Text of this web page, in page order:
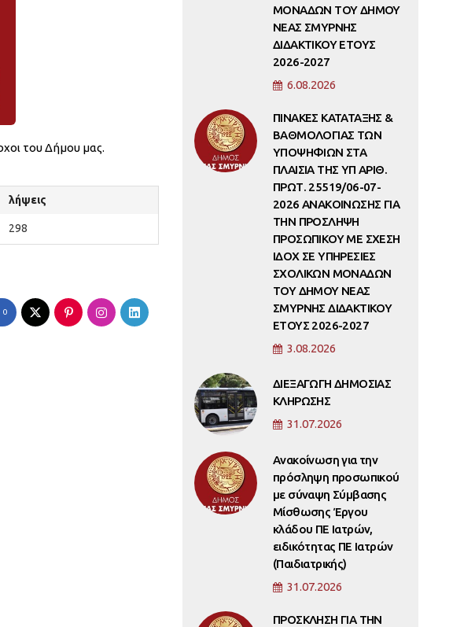
του Δήμου μας.
λήψεις
298
0
ΜΟΝΑΔΩΝ ΤΟΥ ΔΗΜΟΥ
ΝΕΑΣ ΣΜΥΡΝΗΣ
ΔΙΔΑΚΤΙΚΟΥ ΕΤΟΥΣ
2026-2027
6.08.2026
ΠΙΝΑΚΕΣ ΚΑΤΑΤΑΞΗΣ &
ΒΑΘΜΟΛΟΓΙΑΣ ΤΩΝ
ΥΠΟΨΗΦΙΩΝ ΣΤΑ
ΠΛΑΙΣΙΑ ΤΗΣ ΥΠ ΑΡΙΘ.
ΠΡΩΤ. 25519/06-07-
2026 ΑΝΑΚΟΙΝΩΣΗΣ ΓΙΑ
ΤΗΝ ΠΡΟΣΛΗΨΗ
ΠΡΟΣΩΠΙΚΟΥ ΜΕ ΣΧΕΣΗ
ΙΔΟΧ ΣΕ ΥΠΗΡΕΣΙΕΣ
ΣΧΟΛΙΚΩΝ ΜΟΝΑΔΩΝ
ΤΟΥ ΔΗΜΟΥ ΝΕΑΣ
ΣΜΥΡΝΗΣ ΔΙΔΑΚΤΙΚΟΥ
ΕΤΟΥΣ 2026-2027
3.08.2026
ΔΙΕΞΑΓΩΓΗ ΔΗΜΟΣΙΑΣ
ΚΛΗΡΩΣΗΣ
31.07.2026
Ανακοίνωση για την
πρόσληψη προσωπικού
με σύναψη Σύμβασης
Μίσθωσης Έργου
κλάδου ΠΕ Ιατρών,
ειδικότητας ΠΕ Ιατρών
(Παιδιατρικής)
31.07.2026
ΠΡΟΣΚΛΗΣΗ ΓΙΑ ΤΗΝ